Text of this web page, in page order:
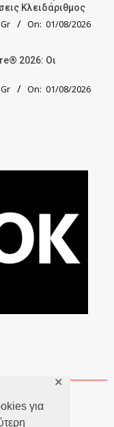
για
✕
Κλειδάριθμος
On: 01/08/2026
2026: Οι
On: 01/08/2026